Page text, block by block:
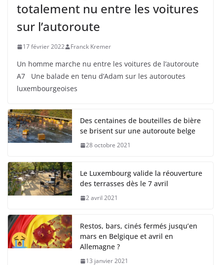
totalement nu entre les voitures
sur l’autoroute
17 février 2022 Franck Kremer
Un homme marche nu entre les voitures de l’autoroute
A7 Une balade en tenu d’Adam sur les autoroutes
luxembourgeoises
Des centaines de bouteilles de bière
se brisent sur une autoroute belge
28 octobre 2021
Le Luxembourg valide la réouverture
des terrasses dès le 7 avril
2 avril 2021
Restos, bars, cinés fermés jusqu’en
mars en Belgique et avril en
Allemagne ?
13 janvier 2021